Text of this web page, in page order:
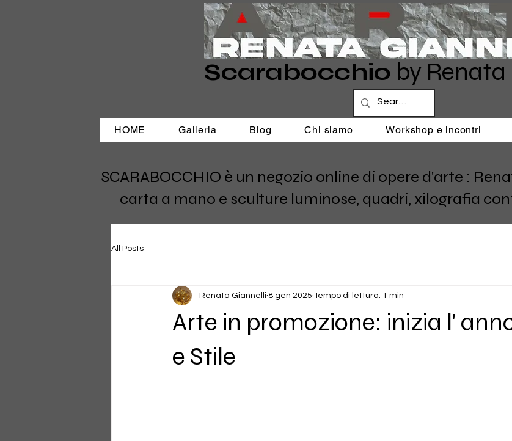
Scarabocchio by
HOME Galleria Blog Chi siamo Workshop e incontri
SCARABOCCHIO è un negozio online di opere d'arte :
carta a mano e sculture luminose, quadri, xilografia
All Posts
Arte in promozione: inizia l'
e Stile
Renata Giannelli 8 gen 2025 Tempo di lettura: 1 min